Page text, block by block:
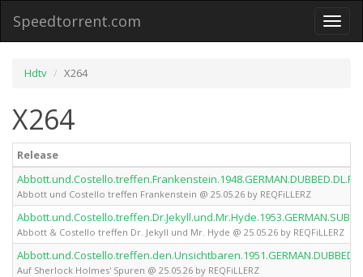
Toggle
Speedtorrent.com
Hdtv X264
X264
Release
Abbott und Costello treffen Frankenstein @ 25.05.26 by REQFiLLERZ
Abbott & Costello treffen Dr. Jekyll und Mr. Hyde @ 25.05.26 by REQFiLLERZ
Auf Sherlock Holmes' Spuren @ 25.05.26 by REQFiLLERZ